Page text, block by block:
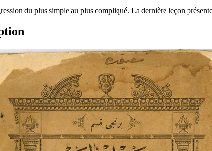
du plus simple au plus compliqué. La dernière leçon